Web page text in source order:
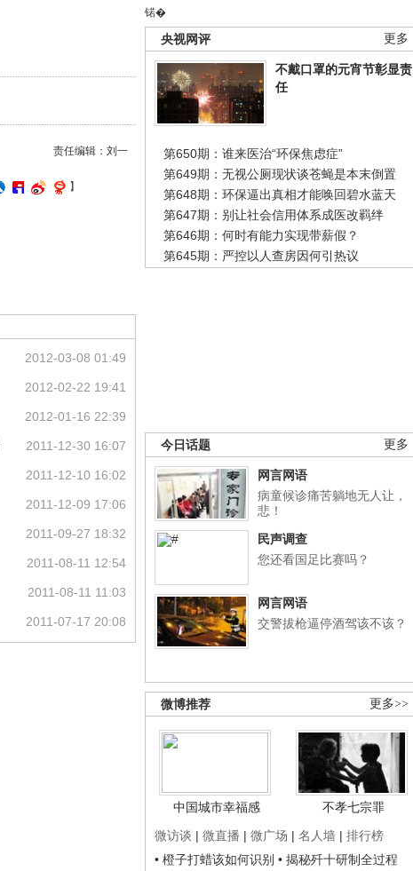
锘�
更多
央视网评
不戴口罩的元宵节彰显责
任
第650期：谁来医治“环保焦虑症”
第649期：无视公厕现状谈苍蝇是本末倒置
第648期：环保逼出真相才能唤回碧水蓝天
第647期：别让社会信用体系成医改羁绊
第646期：何时有能力实现带薪假？
第645期：严控以人查房因何引热议
更多
今日话题
网言网语
病童候诊痛苦躺地无人让，
悲！
民声调查
您还看国足比赛吗？
网言网语
交警拔枪逼停酒驾该不该？
更多>>
微博推荐
中国城市幸福感
不孝七宗罪
微访谈 | 微直播 | 微广场 | 名人墙 | 排行榜
• 橙子打蜡该如何识别 • 揭秘歼十研制全过程
责任编辑：刘一
】
2012-03-08 01:49
2012-02-22 19:41
2012-01-16 22:39
2011-12-30 16:07
2011-12-10 16:02
2011-12-09 17:06
2011-09-27 18:32
2011-08-11 12:54
2011-08-11 11:03
2011-07-17 20:08